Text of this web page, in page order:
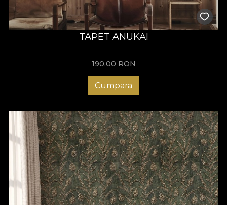
TAPET ANUKAI
190,00 RON
Cumpara